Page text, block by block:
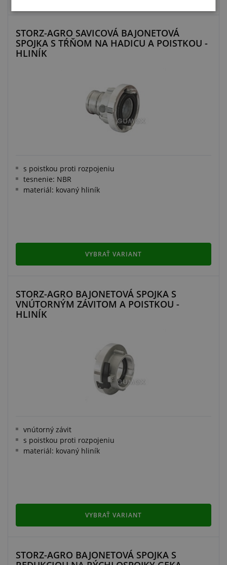
STORZ-AGRO SAVICOVÁ BAJONETOVÁ
SPOJKA S TŔŇOM NA HADICU A POISTKOU -
HLINÍK
s poistkou proti rozpojeniu
tesnenie: NBR
materiál: kovaný hliník
VYBRAŤ VARIANT
STORZ-AGRO BAJONETOVÁ SPOJKA S
VNÚTORNÝM ZÁVITOM A POISTKOU -
HLINÍK
vnútorný závit
s poistkou proti rozpojeniu
materiál: kovaný hliník
VYBRAŤ VARIANT
STORZ-AGRO BAJONETOVÁ SPOJKA S